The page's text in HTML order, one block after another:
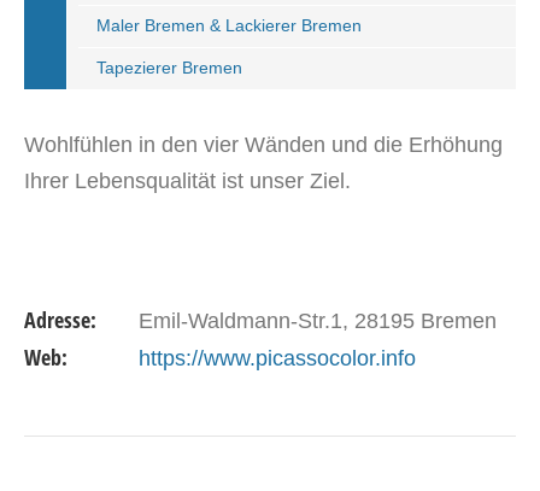
Maler Bremen & Lackierer Bremen
Tapezierer Bremen
Wohlfühlen in den vier Wänden und die Erhöhung
Ihrer Lebensqualität ist unser Ziel.
Adresse: Emil-Waldmann-Str.1, 28195 Bremen
Web: https://www.picassocolor.info